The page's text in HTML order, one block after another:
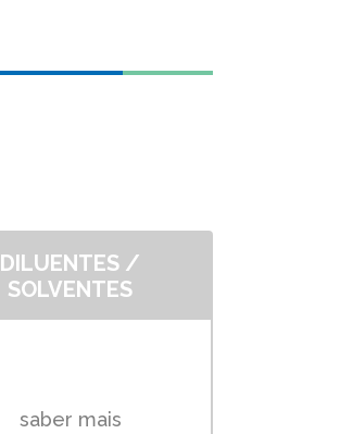
DILUENTES /
SOLVENTES
saber mais